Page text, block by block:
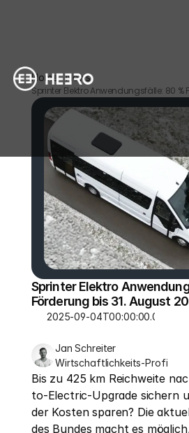
Home News
Sprinter Elektro Anwendungsfälle: 80
Sprinter Elektro
Förderung bis 31. August
2025-09-04T00:00:00.000Z
Jan Schreiter
Wirtschaftlichkeits-Profi
Bis zu 425 km Reichweite
to-Electric-Upgrade sichern
der Kosten sparen? Die
des Bundes macht es